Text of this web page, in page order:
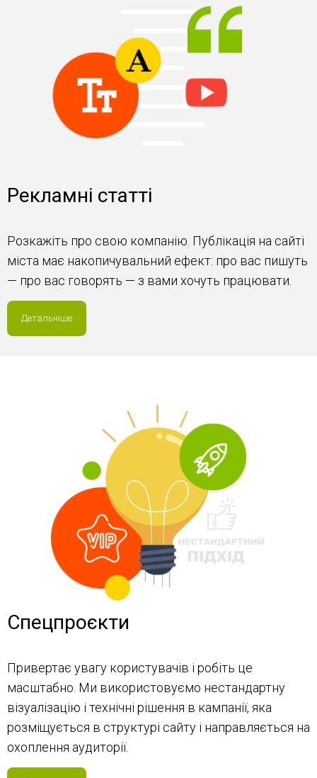
Рекламні статті
Розкажіть про свою компанію. Публікація на сайті
міста має накопичувальний ефект: про вас пишуть
— про вас говорять — з вами хочуть працювати.
Детальніше
Спецпроєкти
Привертає увагу користувачів і робіть це
масштабно. Ми використовуємо нестандартну
візуалізацію і технічні рішення в кампанії, яка
розміщується в структурі сайту і направляється на
охоплення аудиторії.